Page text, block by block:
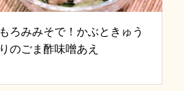
もろみみそで！かぶときゅう
りのごま酢味噌あえ